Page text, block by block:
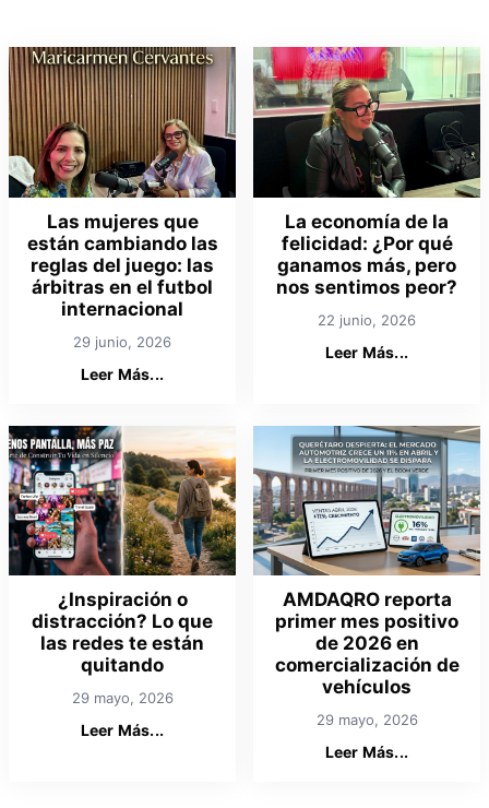
Las mujeres que
están cambiando las
reglas del juego: las
árbitras en el futbol
internacional
29 junio, 2026
Leer Más...
La economía de la
felicidad: ¿Por qué
ganamos más, pero
nos sentimos peor?
22 junio, 2026
Leer Más...
¿Inspiración o
distracción? Lo que
las redes te están
quitando
29 mayo, 2026
Leer Más...
AMDAQRO reporta
primer mes positivo
de 2026 en
comercialización de
vehículos
29 mayo, 2026
Leer Más...